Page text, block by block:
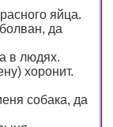
яйца.
да
в людях.
хоронит.
собака, да